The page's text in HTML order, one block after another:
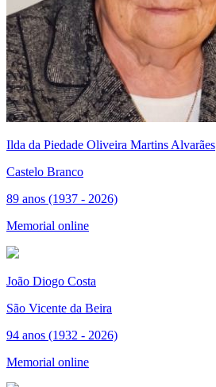
Ilda da Piedade Oliveira Martins Alvarães
Castelo Branco
89 anos (1937 - 2026)
Memorial online
João Diogo Costa
São Vicente da Beira
94 anos (1932 - 2026)
Memorial online